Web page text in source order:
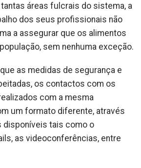
áreas fulcrais do sistema, a
dos seus profissionais não
a assegurar que os alimentos
sem nenhuma exceção.
as medidas de segurança e
os contactos com os
com a mesma
um formato diferente, através
disponíveis tais como o
as videoconferências, entre